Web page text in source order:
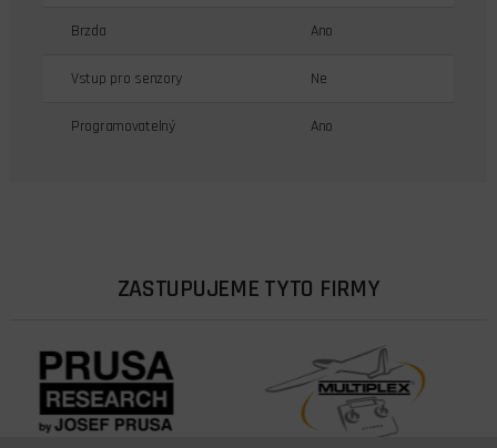
Brzda Ano
Vstup pro senzory Ne
Programovatelný Ano
ZASTUPUJEME TYTO FIRMY